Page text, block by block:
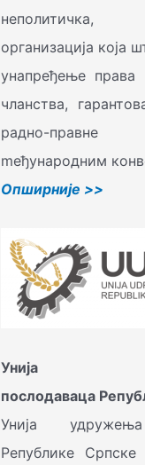
организација која
унапређење права
чланства,
радно-
mеђународним
Oпширније >>
Унија
послодаваца
Унија
Републике